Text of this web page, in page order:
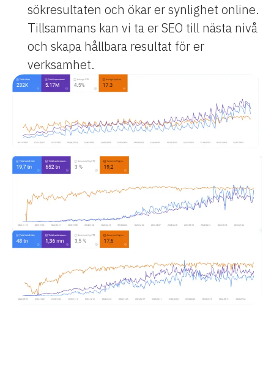
sökresultaten och ökar er synlighet online.
Tillsammans kan vi ta er SEO till nästa nivå
och skapa hållbara resultat för er
verksamhet.